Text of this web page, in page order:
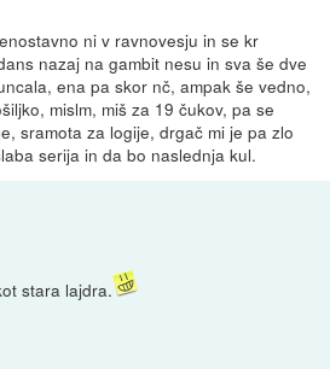
ni v ravnovesju in se kr
nazaj na gambit nesu in sva še dve
ena pa skor nč, ampak še vedno,
mislm, miš za 19 čukov, pa se
sramota za logije, drgač mi je pa zlo
serija in da bo naslednja kul.
stara lajdra.